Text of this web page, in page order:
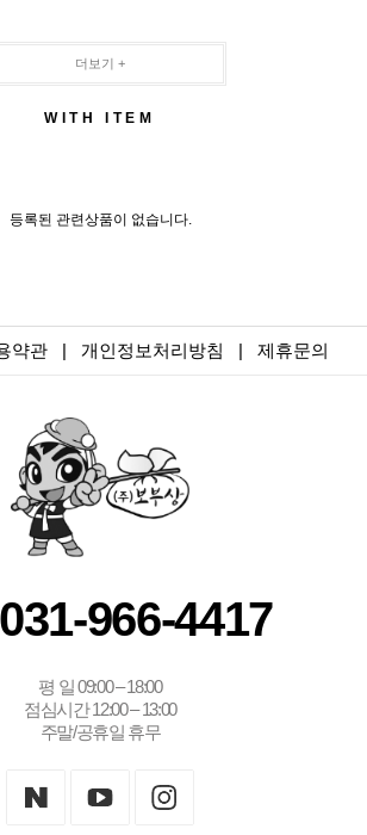
더보기 +
WITH ITEM
등록된 관련상품이 없습니다.
약관 | 개인정보처리방침 | 제휴문의
031-966-4417
평 일 09:00 – 18:00
점심시간 12:00 – 13:00
주말/공휴일 휴무